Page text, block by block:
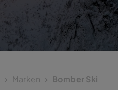
Marken Bomber Ski